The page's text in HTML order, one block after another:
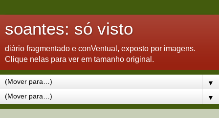
soantes: só visto
diário fragmentado e conVentual, exposto por imagens.
Clique nelas para ver em tamanho original.
▼
▼